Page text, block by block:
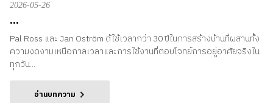
2026-05-26
...
Pal Ross และ Jan Oström ด้ใช้เวลากว่า 30 ปีในการสร้างบ้านที่ผสานทั้ง
ความงดงามเหนือกาลเวลาและการใช้งานที่ตอบโจทย์การอยู่อาศัยจริงใน
ทุกวัน...
อ่านบทความ